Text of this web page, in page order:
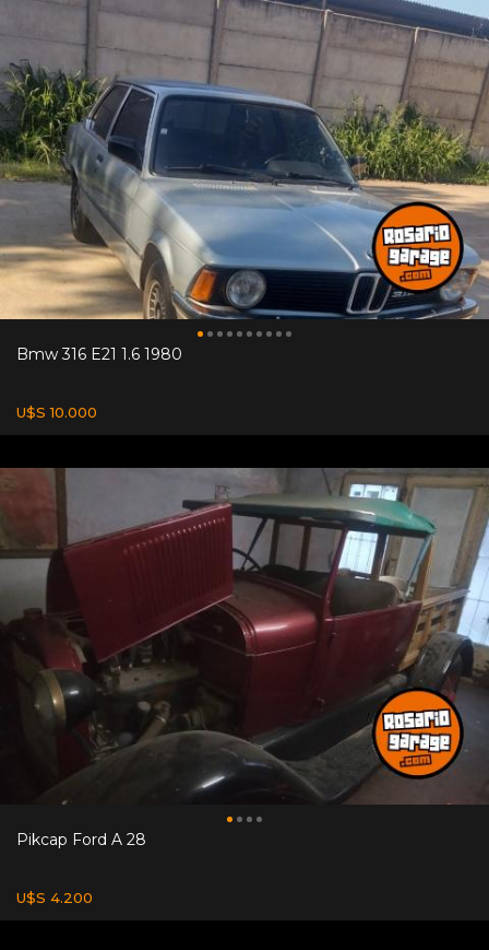
Bmw 316 E21 1.6 1980
U$S 10.000
Pikcap Ford A 28
U$S 4.200